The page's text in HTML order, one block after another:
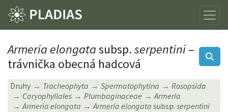
Armeria elongatasubsp.serpentini–
trávnička obecná hadcová
Druhy Tracheophyta Spermatophytina
Rosopsida
Caryophyllales
Plumbaginaceae
Armeria
Armeria elongata
Armeria elongatasubsp. serpentini